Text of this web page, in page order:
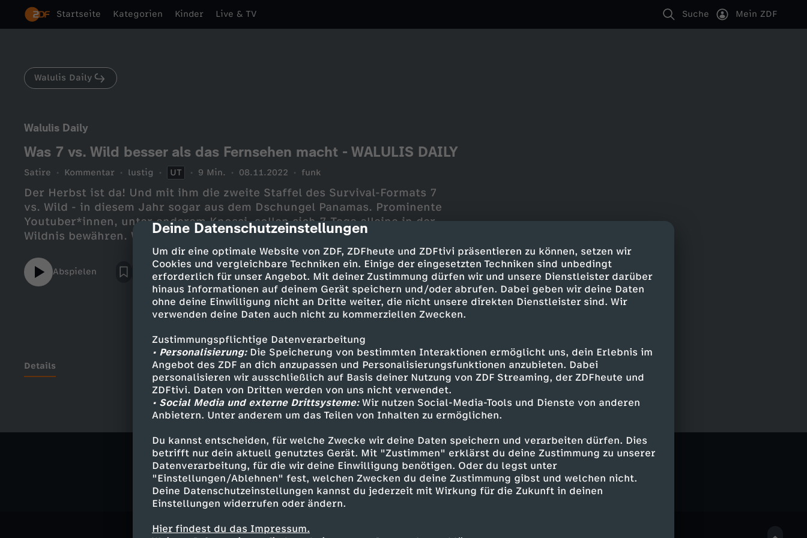
cmp-dialog-description
Deine Datenschutzeinstellungen
Um dir eine optimale Website von ZDF, ZDFheute und ZDFtivi präsentieren zu können, setzen wir
Cookies und vergleichbare Techniken ein. Einige der eingesetzten Techniken sind unbedingt
erforderlich für unser Angebot. Mit deiner Zustimmung dürfen wir und unsere Dienstleister darüber
hinaus Informationen auf deinem Gerät speichern und/oder abrufen. Dabei geben wir deine Daten
ohne deine Einwilligung nicht an Dritte weiter, die nicht unsere direkten Dienstleister sind. Wir
verwenden deine Daten auch nicht zu kommerziellen Zwecken.
Zustimmungspflichtige Datenverarbeitung
• Personalisierung:Die Speicherung von bestimmten Interaktionen ermöglicht uns, dein Erlebnis im
Angebot des ZDF an dich anzupassen und Personalisierungsfunktionen anzubieten. Dabei
personalisieren wir ausschließlich auf Basis deiner Nutzung von ZDF Streaming, der ZDFheute und
ZDFtivi. Daten von Dritten werden von uns nicht verwendet.
• Social Media und externe Drittsysteme:Wir nutzen Social-Media-Tools und Dienste von anderen
Anbietern. Unter anderem um das Teilen von Inhalten zu ermöglichen.
Du kannst entscheiden, für welche Zwecke wir deine Daten speichern und verarbeiten dürfen. Dies
betrifft nur dein aktuell genutztes Gerät. Mit "Zustimmen" erklärst du deine Zustimmung zu unserer
Datenverarbeitung, für die wir deine Einwilligung benötigen. Oder du legst unter
"Einstellungen/Ablehnen" fest, welchen Zwecken du deine Zustimmung gibst und welchen nicht.
Deine Datenschutzeinstellungen kannst du jederzeit mit Wirkung für die Zukunft in deinen
Einstellungen widerrufen oder ändern.
Hier findest du das Impressum.
Startseite Kategorien Kinder Live & TV Suche Mein ZDF
Walulis Daily
Walulis Daily
Was 7 vs. Wild besser als das Fernsehen macht - WALULIS DAILY
Satire Kommentar lustig UT 9 Min. 08.11.2022 funk
Der Herbst ist da! Und mit ihm die zweite Staffel des Survival-Formats 7
vs. Wild - in diesem Jahr sogar aus dem Dschungel Panamas. Prominente
Youtuber*innen, unter anderem Knossi, sollen sich 7 Tage alleine in der
Wildnis bewähren. Warum der Erfolg für die zweite Staffel
vorprogrammiert und die Show besser als Reality-TV ist - jetzt bei WALULIS
Daily.
Abspielen
Details
Ähnliche Inhalte entdecken
Satire Kommentar lustig Untertitel Walulis Daily